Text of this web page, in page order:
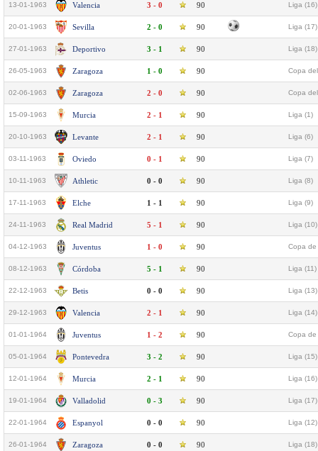
13-01-1963 Valencia 3 - 0 90 Liga (16)
20-01-1963 Sevilla 2 - 0 90 Liga (17)
27-01-1963 Deportivo 3 - 1 90 Liga (18)
26-05-1963 Zaragoza 1 - 0 90 Copa
02-06-1963 Zaragoza 2 - 0 90 Copa
15-09-1963 Murcia 2 - 1 90 Liga (1)
20-10-1963 Levante 2 - 1 90 Liga (6)
03-11-1963 Oviedo 0 - 1 90 Liga (7)
10-11-1963 Athletic 0 - 0 90 Liga (8)
17-11-1963 Elche 1 - 1 90 Liga (9)
24-11-1963 Real Madrid 5 - 1 90 Liga (10)
04-12-1963 Juventus 1 - 0 90 Copa de
08-12-1963 Córdoba 5 - 1 90 Liga (11)
22-12-1963 Betis 0 - 0 90 Liga (13)
29-12-1963 Valencia 2 - 1 90 Liga (14)
01-01-1964 Juventus 1 - 2 90 Copa de
05-01-1964 Pontevedra 3 - 2 90 Liga (15)
12-01-1964 Murcia 2 - 1 90 Liga (16)
19-01-1964 Valladolid 0 - 3 90 Liga (17)
22-01-1964 Espanyol 0 - 0 90 Liga (12)
26-01-1964 Zaragoza 0 - 0 90 Liga (18)